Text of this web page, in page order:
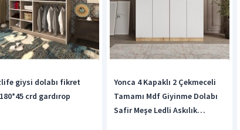
giysi dolabı fikret
crd gardırop
Yonca 4 Kapaklı 2 Çekmeceli
Tamamı Mdf Giyinme Dolabı
Safir Meşe Ledli Askılık